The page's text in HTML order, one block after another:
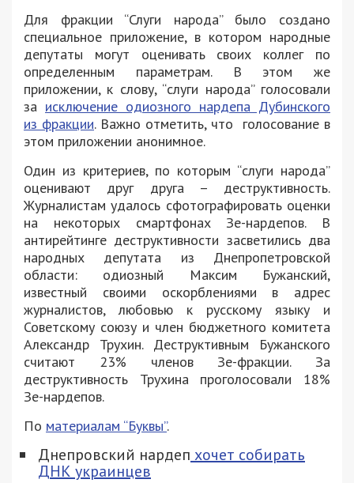
Для фракции “Слуги народа” было создано
специальное приложение, в котором народные
депутаты могут оценивать своих коллег по
определенным параметрам. В этом же
приложении, к слову, “слуги народа” голосовали
за исключение одиозного нардепа Дубинского
из фракции. Важно отметить, что голосование в
этом приложении анонимное.
Один из критериев, по которым “слуги народа”
оценивают друг друга – деструктивность.
Журналистам удалось сфотографировать оценки
на некоторых смартфонах Зе-нардепов. В
антирейтинге деструктивности засветились два
народных депутата из Днепропетровской
области: одиозный Максим Бужанский,
известный своими оскорблениями в адрес
журналистов, любовью к русскому языку и
Советскому союзу и член бюджетного комитета
Александр Трухин. Деструктивным Бужанского
считают 23% членов Зе-фракции. За
деструктивность Трухина проголосовали 18%
Зе-нардепов.
По материалам “Буквы”.
Днепровский нардеп хочет собирать
ДНК украинцев